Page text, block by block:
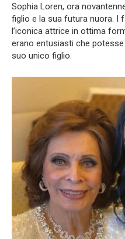
Sophia Loren, ora
figlio e la sua futura nuora. I
l’iconica attrice in ottima
erano entusiasti che
suo unico figlio.